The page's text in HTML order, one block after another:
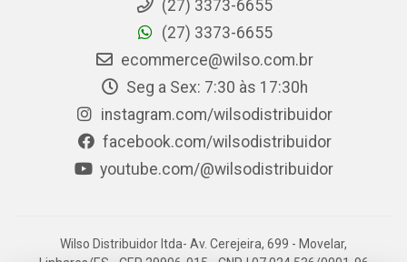
(27) 3373-6655
(27) 3373-6655
ecommerce@wilso.com.br
Seg a Sex: 7:30 às 17:30h
instagram.com/wilsodistribuidor
facebook.com/wilsodistribuidor
youtube.com/@wilsodistribuidor
Wilso Distribuidor ltda- Av. Cerejeira, 699 - Movelar,